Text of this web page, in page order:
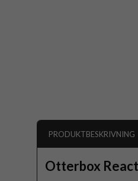
PRODUKTBESKRIVNING
Otterbox